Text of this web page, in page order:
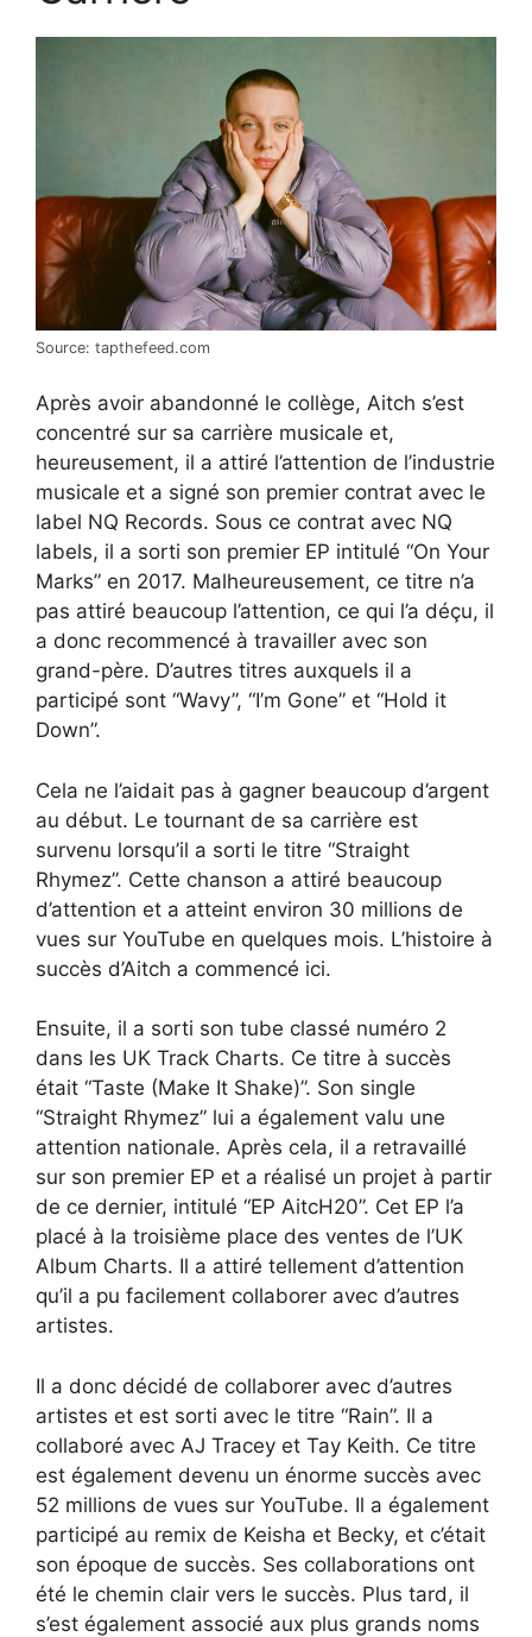
Source: tapthefeed.com
Après avoir abandonné le collège, Aitch s’est
concentré sur sa carrière musicale et,
heureusement, il a attiré l’attention de l’industrie
musicale et a signé son premier contrat avec le
label NQ Records. Sous ce contrat avec NQ
labels, il a sorti son premier EP intitulé “On Your
Marks” en 2017. Malheureusement, ce titre n’a
pas attiré beaucoup l’attention, ce qui l’a déçu, il
a donc recommencé à travailler avec son
grand-père. D’autres titres auxquels il a
participé sont “Wavy”, “I’m Gone” et “Hold it
Down”.
Cela ne l’aidait pas à gagner beaucoup d’argent
au début. Le tournant de sa carrière est
survenu lorsqu’il a sorti le titre “Straight
Rhymez”. Cette chanson a attiré beaucoup
d’attention et a atteint environ 30 millions de
vues sur YouTube en quelques mois. L’histoire à
succès d’Aitch a commencé ici.
Ensuite, il a sorti son tube classé numéro 2
dans les UK Track Charts. Ce titre à succès
était “Taste (Make It Shake)”. Son single
“Straight Rhymez” lui a également valu une
attention nationale. Après cela, il a retravaillé
sur son premier EP et a réalisé un projet à partir
de ce dernier, intitulé “EP AitcH20”. Cet EP l’a
placé à la troisième place des ventes de l’UK
Album Charts. Il a attiré tellement d’attention
qu’il a pu facilement collaborer avec d’autres
artistes.
Il a donc décidé de collaborer avec d’autres
artistes et est sorti avec le titre “Rain”. Il a
collaboré avec AJ Tracey et Tay Keith. Ce titre
est également devenu un énorme succès avec
52 millions de vues sur YouTube. Il a également
participé au remix de Keisha et Becky, et c’était
son époque de succès. Ses collaborations ont
été le chemin clair vers le succès. Plus tard, il
s’est également associé aux plus grands noms